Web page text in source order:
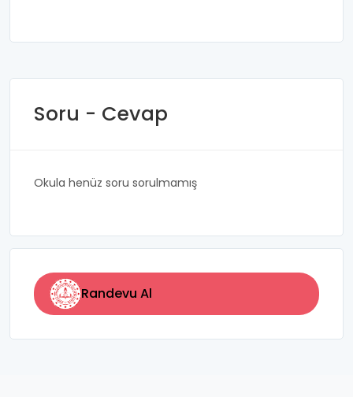
Soru - Cevap
Okula henüz soru sorulmamış
Randevu Al